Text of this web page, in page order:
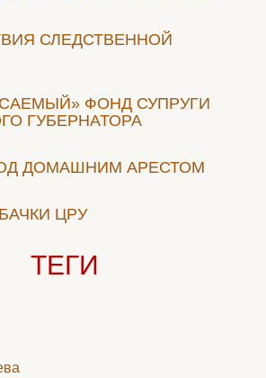
СЛЕДСТВЕННОЙ
ФОНД СУПРУГИ
ГУБЕРНАТОРА
ДОМАШНИМ АРЕСТОМ
ЦРУ
ТЕГИ